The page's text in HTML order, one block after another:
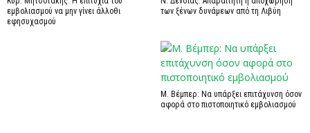
εμβολιασμού να μην γίνει άλλοθι
εφησυχασμού
των ξένων δυνάμεων από τη Λιβύη
Μ. Βέμπερ: Να υπάρξει επιτάχυνση όσον
αφορά στο πιστοποιητικό εμβολιασμού